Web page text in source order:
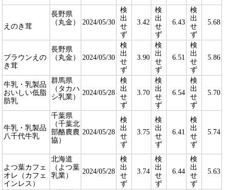
えのき茸
長野県
（丸金）
2024/05/30
検
出
せ
ず
3.42
検
出
せ
ず
6.43
検
出
せ
ず
5.68
ブラウンえの
き茸
長野県
（丸金）
2024/05/30
検
出
せ
ず
3.90
検
出
せ
ず
6.51
検
出
せ
ず
5.86
牛乳・乳製品
おいしい低脂
肪乳
群馬県
（タカハ
シ乳業）
2024/05/28
検
出
せ
ず
3.70
検
出
せ
ず
6.54
検
出
せ
ず
5.70
牛乳・乳製品
八千代牛乳
千葉県
（千葉北
部酪農農
協）
2024/05/28
検
出
せ
ず
3.75
検
出
せ
ず
6.41
検
出
せ
ず
5.74
よつ葉カフェ
オレ（カフェ
インレス）
北海道
（よつ葉
乳業）
2024/05/28
検
出
せ
ず
3.74
検
出
せ
ず
6.44
検
出
せ
ず
5.63